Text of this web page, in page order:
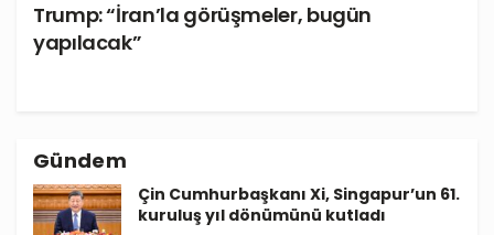
Trump: “İran’la görüşmeler, bugün
yapılacak”
Gündem
Çin Cumhurbaşkanı Xi, Singapur’un 61.
kuruluş yıl dönümünü kutladı